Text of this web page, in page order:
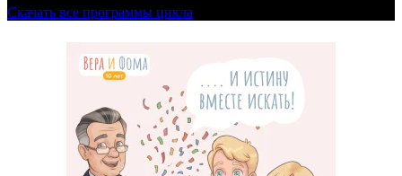
Скачать все программы цикла